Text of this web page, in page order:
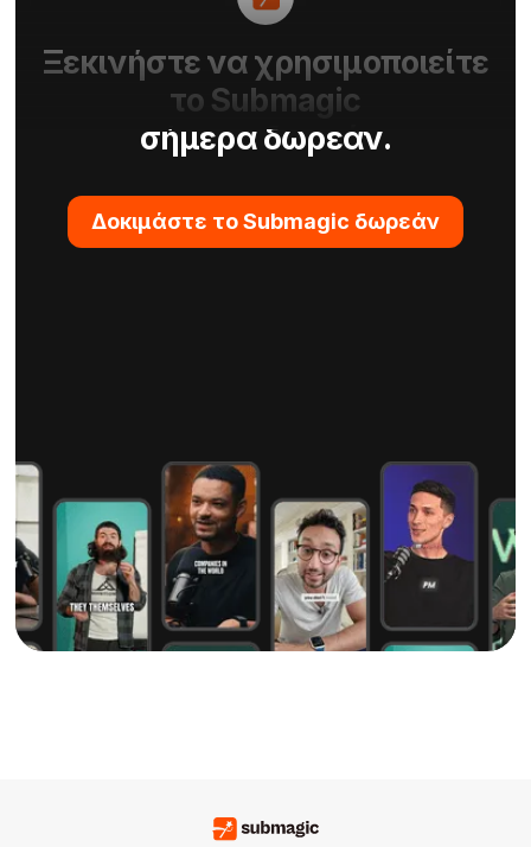
Ξεκινήστε να χρησιμοποιείτε
το Submagic
σήμερα δωρεάν.
Δοκιμάστε το Submagic δωρεάν